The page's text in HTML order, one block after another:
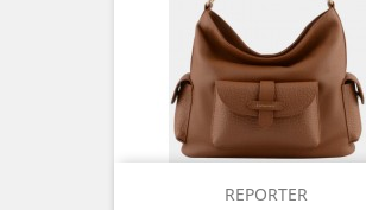
REPORTER